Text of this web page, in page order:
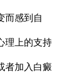
而感到自
理上的支持
者加入白癜